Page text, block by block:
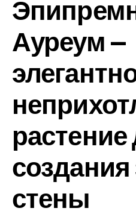
Ауреум —
растение
стены